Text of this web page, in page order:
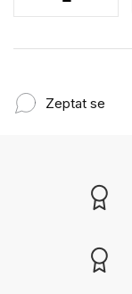
Zeptat se